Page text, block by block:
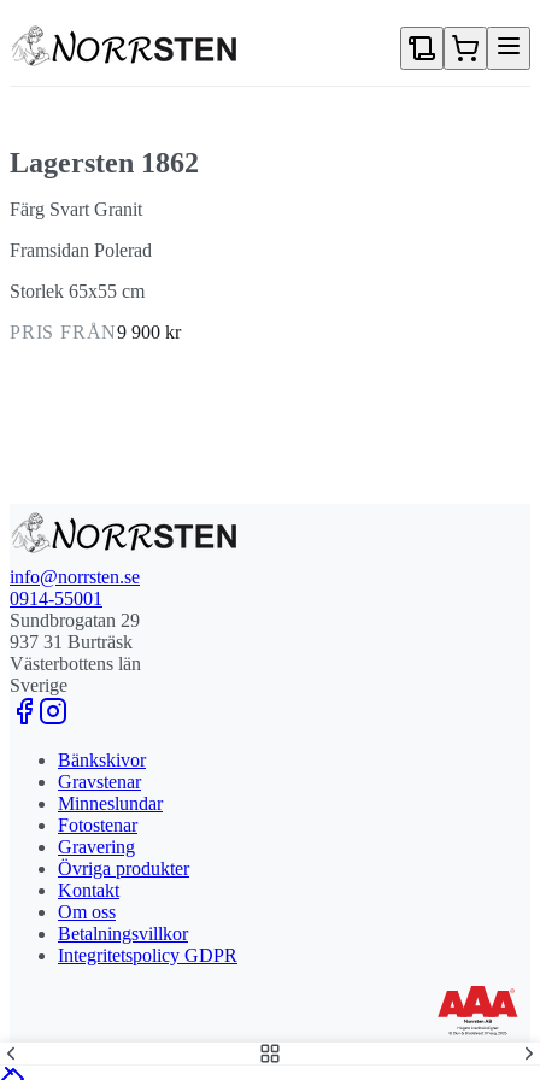
Lagersten 1862
Färg Svart Granit
Framsidan Polerad
Storlek 65x55 cm
PRIS FRÅN9 900 kr
info@norrsten.se
0914-55001
Sundbrogatan 29
937 31 Burträsk
Västerbottens län
Sverige
Bänkskivor
Gravstenar
Minneslundar
Fotostenar
Gravering
Övriga produkter
Kontakt
Om oss
Betalningsvillkor
Integritetspolicy GDPR
Stolt leverantör och delägare till Steny AB